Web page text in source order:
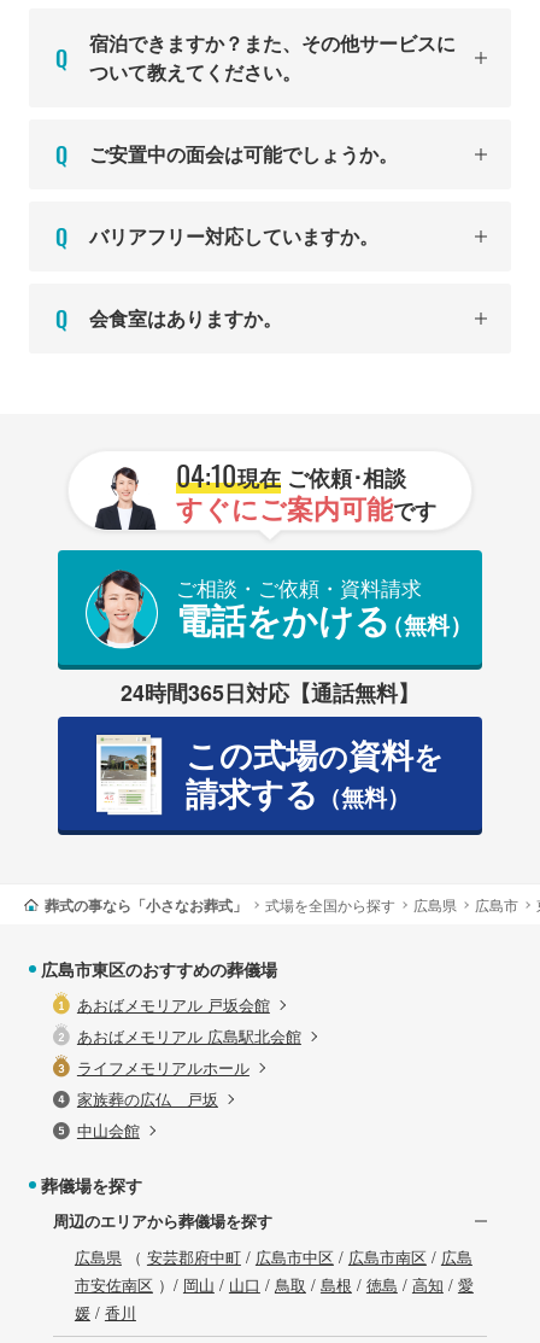
宿泊できますか？また、その他サービスに
ついて教えてください。
ご安置中の面会は可能でしょうか。
バリアフリー対応していますか。
会食室はありますか。
04:10現在ご依頼･相談
すぐにご案内可能です
ご相談・ご依頼・資料請求
電話をかける（無料）
24時間365日対応【通話無料】
この式場の資料を
請求する （無料）
葬式の事なら「小さなお葬式」 式場を全国から探す 広島県 広島市
広島市東区のおすすめの葬儀場
あおばメモリアル 戸坂会館
あおばメモリアル 広島駅北会館
ライフメモリアルホール
家族葬の広仏 戸坂
中山会館
葬儀場を探す
周辺のエリアから葬儀場を探す
広島県（ 安芸郡府中町/ 広島市中区 / 広島市南区 / 広島
市安佐南区 ）/ 岡山 / 山口 / 鳥取 / 島根 / 徳島 / 高知 / 愛
媛/ 香川